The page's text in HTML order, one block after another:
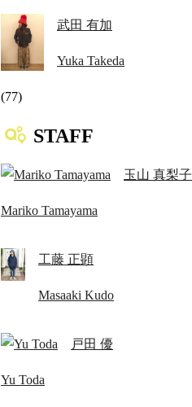
武田 有加
Yuka Takeda
(77)
STAFF
玉山 真梨子
Mariko Tamayama
工藤 正顕
Masaaki Kudo
戸田 優
Yu Toda